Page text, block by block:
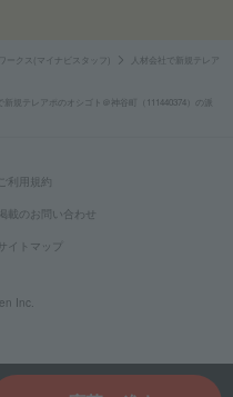
ークス(マイナビスタッフ)
人材会社で新規テレア
新規テレアポのオシゴト＠神谷町（111440374）の派
ご利用規約
掲載のお問い合わせ
サイトマップ
Inc.